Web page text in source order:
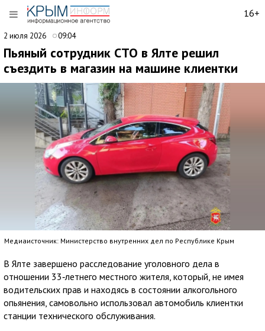
16+
2 июля 2026 09:04
Пьяный сотрудник СТО в Ялте решил
съездить в магазин на машине клиентки
Медиаисточник: Министерство внутренних дел по Республике Крым
В Ялте завершено расследование уголовного дела в
отношении 33‑летнего местного жителя, который, не имея
водительских прав и находясь в состоянии алкогольного
опьянения, самовольно использовал автомобиль клиентки
станции технического обслуживания.